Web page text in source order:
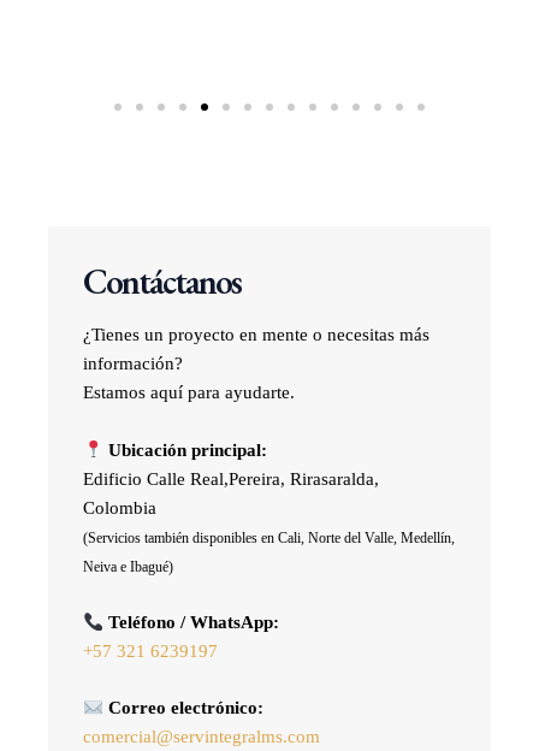
Contáctanos
¿Tienes un proyecto en mente o necesitas más
información?
Estamos aquí para ayudarte.
Ubicación principal:
Edificio Calle Real,Pereira, Rirasaralda,
Colombia
(Servicios también disponibles en Cali, Norte del Valle, Medellín,
Neiva e Ibagué)
Teléfono / WhatsApp:
+57 321 6239197
Correo electrónico:
comercial@servintegralms.com